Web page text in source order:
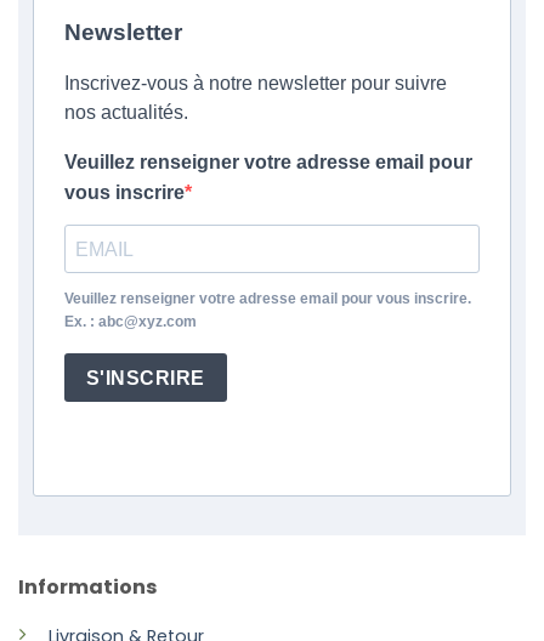
Informations
Newsletter
Inscrivez-vous à notre newsletter pour suivre
nos actualités.
Veuillez renseigner votre adresse email pour
vous inscrire
Veuillez renseigner votre adresse email pour vous inscrire.
Ex. : abc@xyz.com
S'INSCRIRE